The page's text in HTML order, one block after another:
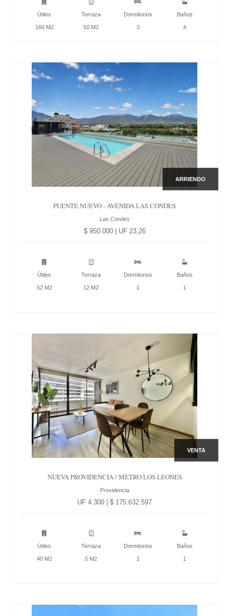
Útiles
160 M2
Terraza
50 M2
Dormitorios
3
Baños
4
ARRIENDO
PUENTE NUEVO - AVENIDA LAS CONDES
Las Condes
$ 950.000 | UF 23,26
Útiles
52 M2
Terraza
12 M2
Dormitorios
1
Baños
1
VENTA
NUEVA PROVIDENCIA / METRO LOS LEONES
Providencia
UF 4.300 | $ 175.632.597
Útiles
40 M2
Terraza
5 M2
Dormitorios
1
Baños
1